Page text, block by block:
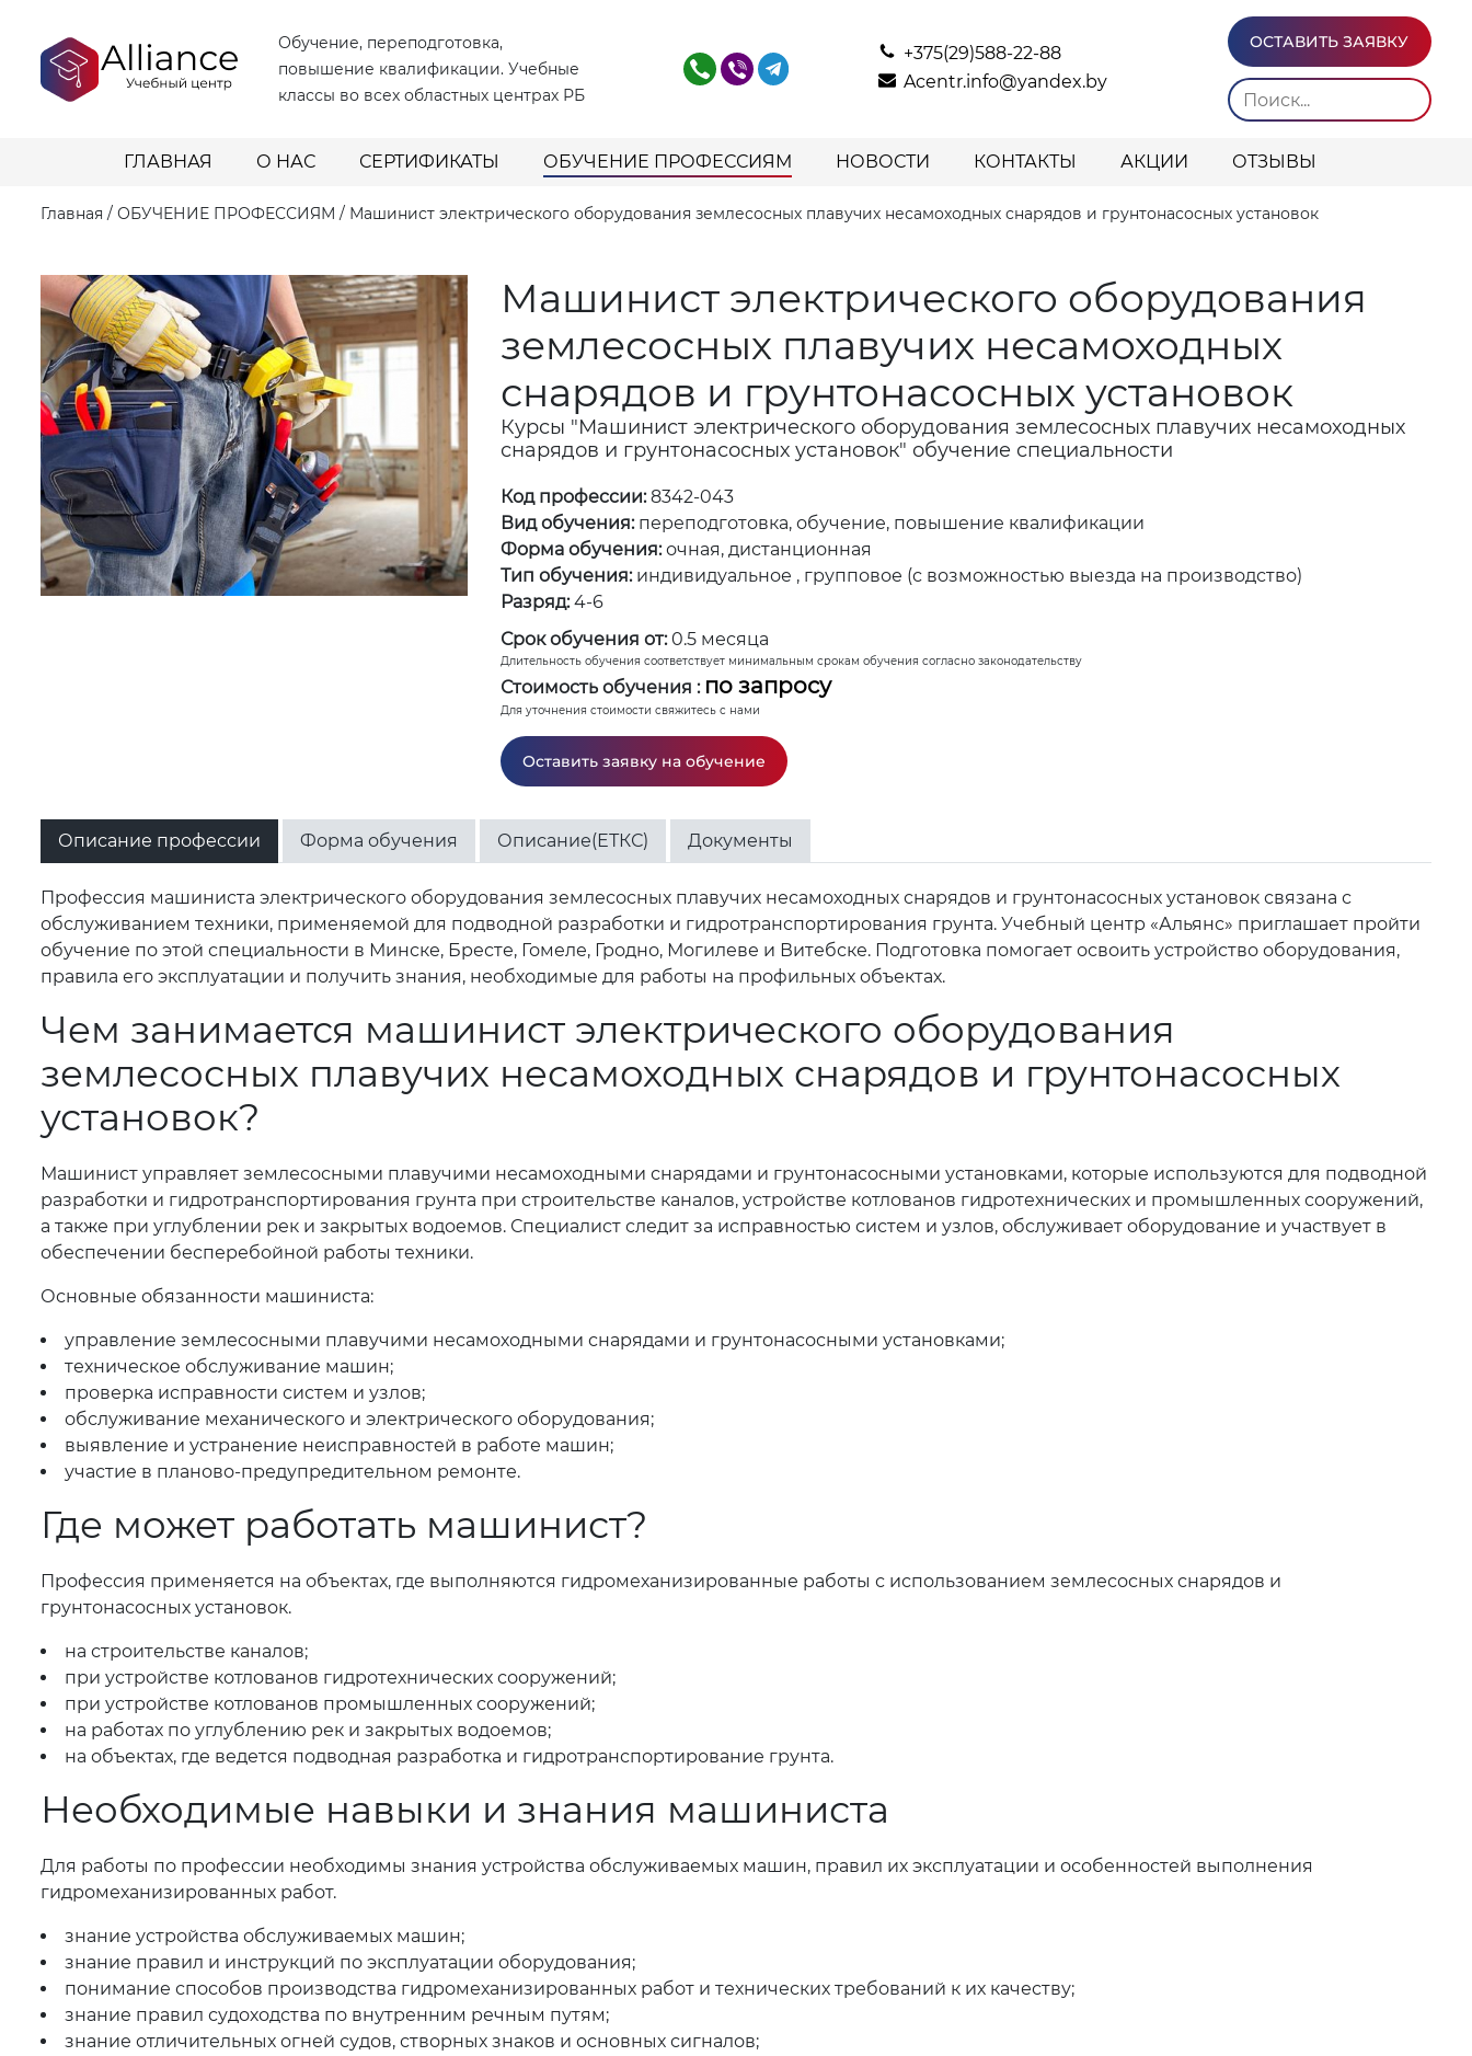
Обучение, переподготовка,
повышение квалификации. Учебные
классы во всех областных центрах РБ
+375(29)588-22-88
Acentr.info@yandex.by
ОСТАВИТЬ ЗАЯВКУ
ГЛАВНАЯ О НАС СЕРТИФИКАТЫ ОБУЧЕНИЕ ПРОФЕССИЯМ НОВОСТИ КОНТАКТЫ АКЦИИ ОТЗЫВЫ
Главная / ОБУЧЕНИЕ ПРОФЕССИЯМ / Машинист электрического оборудования землесосных плавучих несамоходных снарядов и грунтонасосных установок
Машинист электрического оборудования
землесосных плавучих несамоходных
снарядов и грунтонасосных установок
Курсы "Машинист электрического оборудования землесосных плавучих несамоходных
снарядов и грунтонасосных установок" обучение специальности
Код профессии:8342-043
Вид обучения: переподготовка, обучение, повышение квалификации
Форма обучения: очная, дистанционная
Тип обучения: индивидуальное , групповое (с возможностью выезда на производство)
Разряд: 4-6
Срок обучения от: 0.5 месяца
Длительность обучения соответствует минимальным срокам обучения согласно законодательству
Стоимость обучения : по запросу
Для уточнения стоимости свяжитесь с нами
Оставить заявку на обучение
Описание профессии Форма обучения Описание(ЕТКС) Документы
Профессия машиниста электрического оборудования землесосных плавучих несамоходных снарядов и грунтонасосных установок связана с
обслуживанием техники, применяемой для подводной разработки и гидротранспортирования грунта. Учебный центр «Альянс» приглашает пройти
обучение по этой специальности в Минске, Бресте, Гомеле, Гродно, Могилеве и Витебске. Подготовка помогает освоить устройство оборудования,
правила его эксплуатации и получить знания, необходимые для работы на профильных объектах.
Чем занимается машинист электрического оборудования
землесосных плавучих несамоходных снарядов и грунтонасосных
установок?
Машинист управляет землесосными плавучими несамоходными снарядами и грунтонасосными установками, которые используются для подводной
разработки и гидротранспортирования грунта при строительстве каналов, устройстве котлованов гидротехнических и промышленных сооружений,
а также при углублении рек и закрытых водоемов. Специалист следит за исправностью систем и узлов, обслуживает оборудование и участвует в
обеспечении бесперебойной работы техники.
Основные обязанности машиниста:
управление землесосными плавучими несамоходными снарядами и грунтонасосными установками;
техническое обслуживание машин;
проверка исправности систем и узлов;
обслуживание механического и электрического оборудования;
выявление и устранение неисправностей в работе машин;
участие в планово-предупредительном ремонте.
Где может работать машинист?
Профессия применяется на объектах, где выполняются гидромеханизированные работы с использованием землесосных снарядов и
грунтонасосных установок.
на строительстве каналов;
при устройстве котлованов гидротехнических сооружений;
при устройстве котлованов промышленных сооружений;
на работах по углублению рек и закрытых водоемов;
на объектах, где ведется подводная разработка и гидротранспортирование грунта.
Необходимые навыки и знания машиниста
Для работы по профессии необходимы знания устройства обслуживаемых машин, правил их эксплуатации и особенностей выполнения
гидромеханизированных работ.
знание устройства обслуживаемых машин;
знание правил и инструкций по эксплуатации оборудования;
понимание способов производства гидромеханизированных работ и технических требований к их качеству;
знание правил судоходства по внутренним речным путям;
знание отличительных огней судов, створных знаков и основных сигналов;